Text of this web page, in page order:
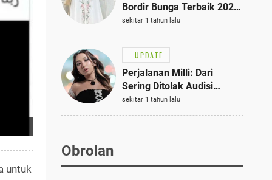
untuk
Bordir Bunga Terbaik 2025,
Stylish untuk Hangout
hingga Acara Semi-Formal
sekitar 1 tahun lalu
UPDATE
Perjalanan Milli: Dari
Sering Ditolak Audisi
hingga Menjadi Rapper Top
10 Thailand
sekitar 1 tahun lalu
Obrolan